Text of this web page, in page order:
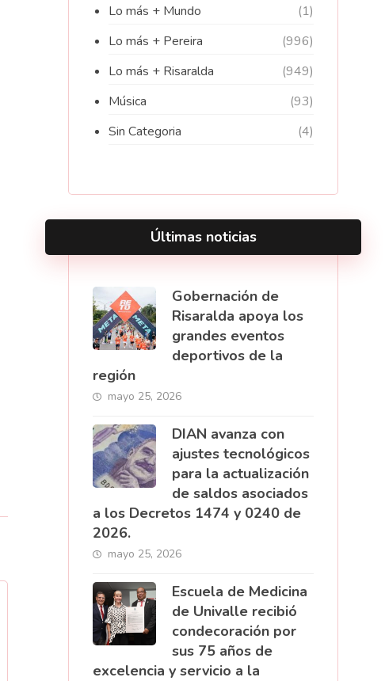
Lo más + Mundo
(1)
Lo más + Pereira
(996)
Lo más + Risaralda
(949)
Música
(93)
Sin Categoria
(4)
Últimas noticias
Gobernación de
Risaralda apoya los
grandes eventos
deportivos de la
región
mayo 25, 2026
DIAN avanza con
ajustes tecnológicos
para la actualización
de saldos asociados
a los Decretos 1474 y 0240 de
2026.
mayo 25, 2026
Escuela de Medicina
de Univalle recibió
condecoración por
sus 75 años de
excelencia y servicio a la